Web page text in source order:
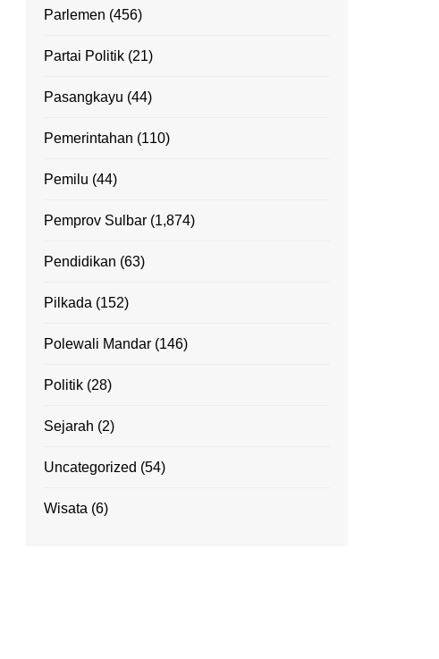
Parlemen (456)
Partai Politik (21)
Pasangkayu (44)
Pemerintahan (110)
Pemilu (44)
Pemprov Sulbar (1,874)
Pendidikan (63)
Pilkada (152)
Polewali Mandar (146)
Politik (28)
Sejarah (2)
Uncategorized (54)
Wisata (6)